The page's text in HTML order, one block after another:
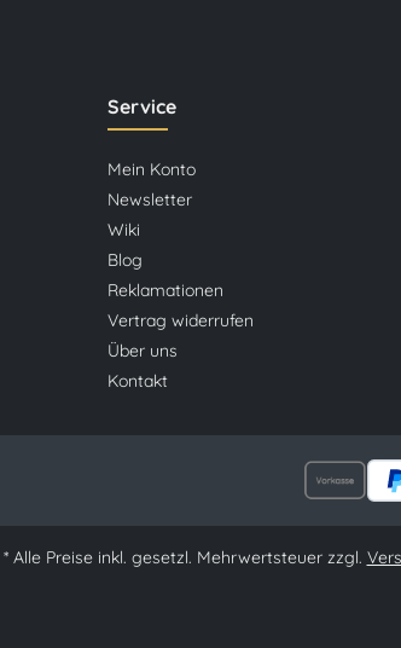
Service
Mein Konto
Newsletter
Wiki
Blog
Reklamationen
Vertrag widerrufen
Über uns
Kontakt
* Alle Preise inkl. gesetzl. Mehrwertsteuer zzgl.